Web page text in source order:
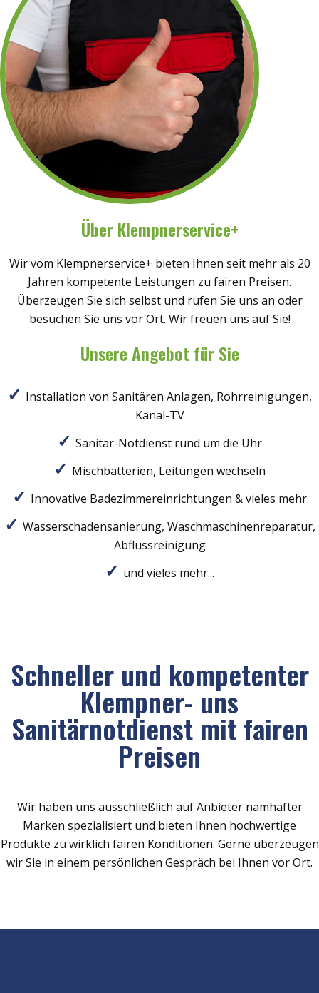
Über Klempnerservice+
Wir vom Klempnerservice+ bieten Ihnen seit mehr als 20
Jahren kompetente Leistungen zu fairen Preisen.
Überzeugen Sie sich selbst und rufen Sie uns an oder
besuchen Sie uns vor Ort. Wir freuen uns auf Sie!
Unsere Angebot für Sie
Installation von Sanitären Anlagen, Rohrreinigungen,
Kanal-TV
Sanitär-Notdienst rund um die Uhr
Mischbatterien, Leitungen wechseln
Innovative Badezimmereinrichtungen & vieles mehr
Wasserschadensanierung, Waschmaschinenreparatur,
Abflussreinigung
und vieles mehr...
Schneller und kompetenter
Klempner- uns
Sanitärnotdienst mit fairen
Preisen
Wir haben uns ausschließlich auf Anbieter namhafter
Marken spezialisiert und bieten Ihnen hochwertige
Produkte zu wirklich fairen Konditionen. Gerne überzeugen
wir Sie in einem persönlichen Gespräch bei Ihnen vor Ort.